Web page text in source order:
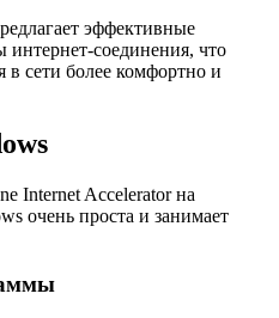
эффективные
интернет-соединения, что
в сети более комфортно и
Internet Accelerator на
очень проста и занимает